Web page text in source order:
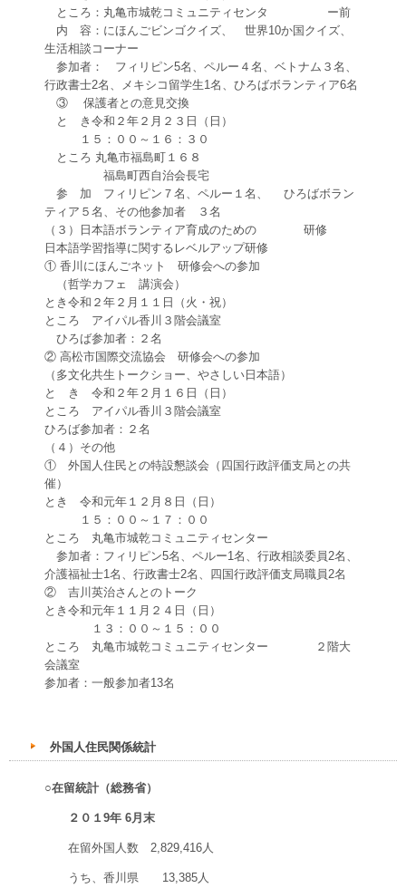
ところ：丸亀市城乾コミュニティセンタ ー前
内 容：にほんごビンゴクイズ、 世界10か国クイズ、
生活相談コーナー
参加者： フィリピン5名、ペルー４名、ベトナム３名、
行政書士2名、メキシコ留学生1名、ひろばボランティア6名
③ 保護者との意見交換
と き令和２年２月２３日（日）
１５：００～１６：３０
ところ 丸亀市福島町１６８
福島町西自治会長宅
参 加 フィリピン７名、ペルー１名、 ひろばボラン
ティア５名、その他参加者 ３名
（３）日本語ボランティア育成のための 研修
日本語学習指導に関するレベルアップ研修
① 香川にほんごネット 研修会への参加
（哲学カフェ 講演会）
とき令和２年２月１１日（火・祝）
ところ アイパル香川３階会議室
ひろば参加者：２名
② 高松市国際交流協会 研修会への参加
（多文化共生トークショー、やさしい日本語）
と き 令和２年２月１６日（日）
ところ アイパル香川３階会議室
ひろば参加者：２名
（４）その他
① 外国人住民との特設懇談会（四国行政評価支局との共
催）
とき 令和元年１２月８日（日）
１５：００～１７：００
ところ 丸亀市城乾コミュニティセンター
参加者：フィリピン5名、ペルー1名、行政相談委員2名、
介護福祉士1名、行政書士2名、四国行政評価支局職員2名
② 吉川英治さんとのトーク
とき令和元年１１月２４日（日）
１３：００～１５：００
ところ 丸亀市城乾コミュニティセンター ２階大
会議室
参加者：一般参加者13名
外国人住民関係統計
○在留統計（総務省）
２０１9年 6月末
在留外国人数 2,829,416人
うち、香川県 13,385人